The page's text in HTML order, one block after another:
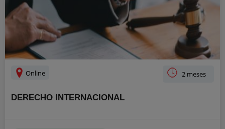
Online 2 meses
DERECHO INTERNACIONAL